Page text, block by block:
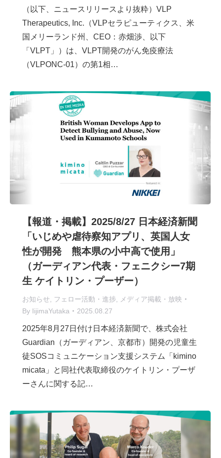
（以下、ニュースリリースより抜粋）VLP
Therapeutics, Inc.（VLPセラピューティクス、米
国メリーランド州、CEO：赤畑渉、以下
「VLPT」）は、VLPT開発のがん免疫療法
（VLPONC-01）の第1相…
【報道・掲載】2025/8/27 日本経済新聞
「いじめや虐待察知アプリ、英国人女
性が開発 熊本県の小中高で使用」
（ガーディアン代表・フェニクシー7期
生 ケイトリン・プーザー）
お知らせ フェロー活動・進捗
メディア掲載・放映
By IijimaYutaka 2025.08.27
2025年8月27日付け日本経済新聞で、株式会社
Guardian（ガーディアン、京都市）開発の児童生
徒SOSコミュニケーション支援システム「kimino
micata」と同社代表取締役のケイトリン・プーザ
ーさんに関する記…